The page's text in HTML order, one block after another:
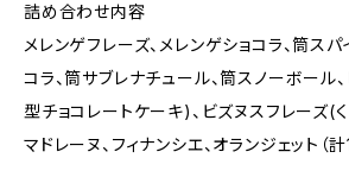
詰め合わせ内容
メレンゲフレーズ、メレンゲショコラ、筒スパ
コラ、筒サブレナチュール、筒スノーボール
型チョコレートケーキ)、ビズヌスフレーズ(
マドレーヌ、フィナンシエ、オランジェット（計